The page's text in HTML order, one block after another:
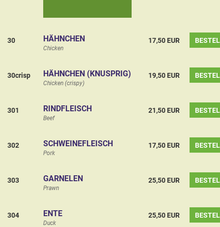
30 HÄHNCHEN
Chicken
17,50 EUR
30crisp HÄHNCHEN (KNUSPRIG)
Chicken (crispy)
19,50 EUR
301 RINDFLEISCH
Beef
21,50 EUR
302 SCHWEINEFLEISCH
Pork
17,50 EUR
303 GARNELEN
Prawn
25,50 EUR
304 ENTE
Duck
25,50 EUR